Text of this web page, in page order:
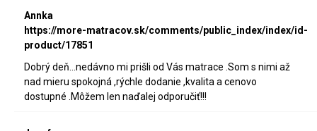
Annka
https://more-matracov.sk/comments/public_index/index/id-
product/17851
Dobrý deň...nedávno mi prišli od Vás matrace .Som s nimi až
nad mieru spokojná ,rýchle dodanie ,kvalita a cenovo
dostupné .Môžem len naďalej odporučiť!!!